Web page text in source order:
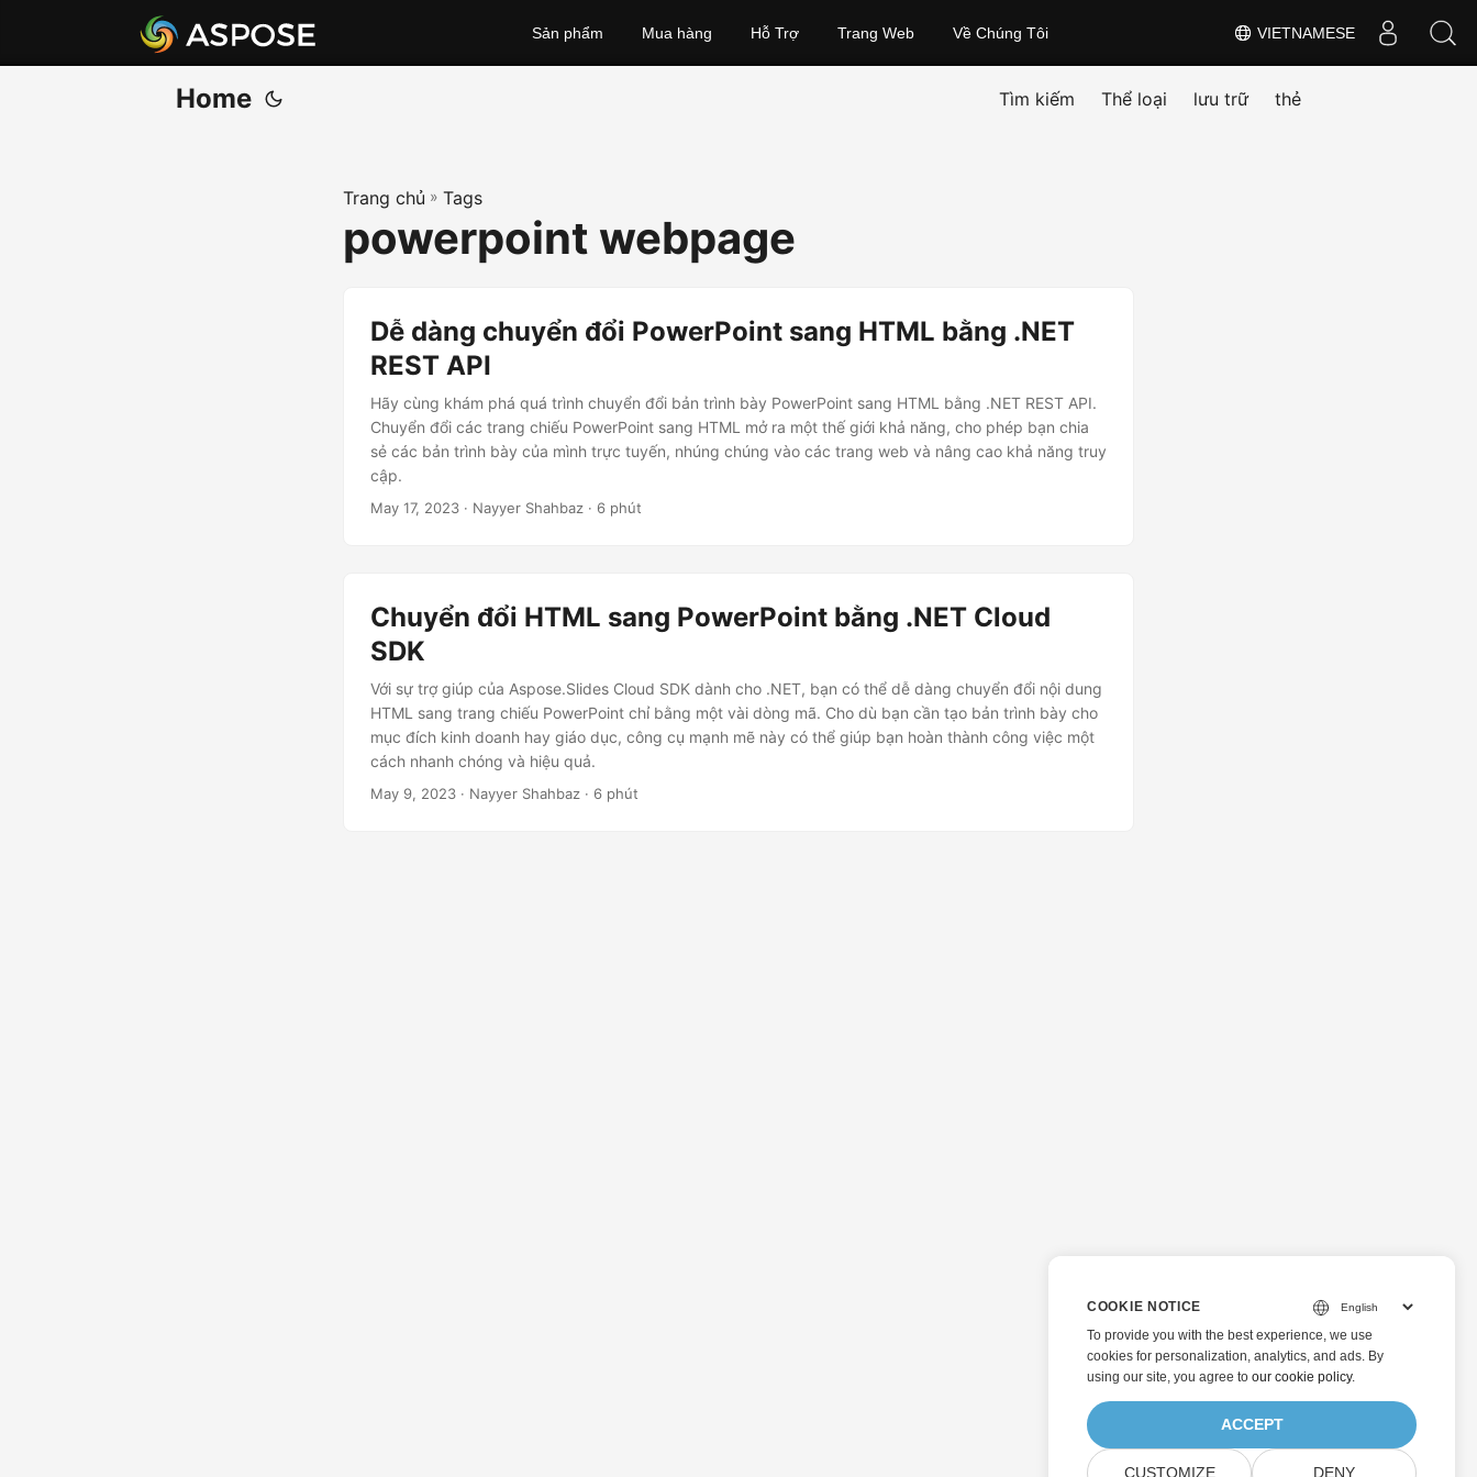
VIETNAMESE
Sản phẩm Mua hàng Hỗ Trợ Trang Web Về Chúng Tôi
Home Tìm kiếm Thể loại lưu trữ thẻ
Trang chủ » Tags
powerpoint webpage
Dễ dàng chuyển đổi PowerPoint sang HTML bằng .NET
REST API
Hãy cùng khám phá quá trình chuyển đổi bản trình bày PowerPoint sang HTML bằng .NET REST API.
Chuyển đổi các trang chiếu PowerPoint sang HTML mở ra một thế giới khả năng, cho phép bạn chia
sẻ các bản trình bày của mình trực tuyến, nhúng chúng vào các trang web và nâng cao khả năng truy
cập.
May 17, 2023 · Nayyer Shahbaz · 6 phút
Chuyển đổi HTML sang PowerPoint bằng .NET Cloud
SDK
Với sự trợ giúp của Aspose.Slides Cloud SDK dành cho .NET, bạn có thể dễ dàng chuyển đổi nội dung
HTML sang trang chiếu PowerPoint chỉ bằng một vài dòng mã. Cho dù bạn cần tạo bản trình bày cho
mục đích kinh doanh hay giáo dục, công cụ mạnh mẽ này có thể giúp bạn hoàn thành công việc một
cách nhanh chóng và hiệu quả.
May 9, 2023 · Nayyer Shahbaz · 6 phút
COOKIE NOTICE
To provide you with the best experience, we use
cookies for personalization, analytics, and ads. By
using our site, you agree to our cookie policy.
ACCEPT
CUSTOMIZE DENY